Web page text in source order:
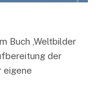
Buch ‚Weltbilder
der
eigene